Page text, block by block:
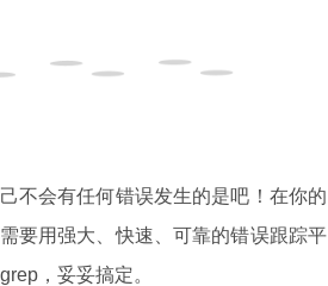
不会有任何错误发生的是吧！在你的
要用强大、快速、可靠的错误跟踪平
，妥妥搞定。